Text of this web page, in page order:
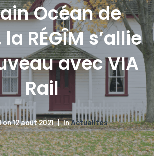
Océan de
RÉGÎM s’allie
avec VIA
Rail
on12 août 2021 InActualités